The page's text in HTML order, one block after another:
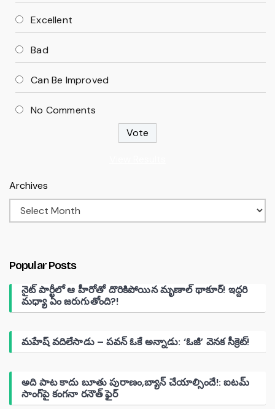
Excellent
Bad
Can Be Improved
No Comments
Archives
Popular Posts
నైట్ పార్టీలో ఆ హీరోతో దొరికిపోయిన మృణాల్ థాకూర్! ఇద్దరి
మధ్యా ఏం జరుగుతోంది?!
మహేష్ వదిలేసాడు – పవన్ ఓకే అన్నాడు: ‘ఓజీ’ వెనక సీక్రెట్!
అది పాట కాదు బూతు పురాణం,బ్యాన్ చేయాల్సిందే!: ఐటమ్
సాంగ్‌పై కంగనా రనౌత్ ఫైర్